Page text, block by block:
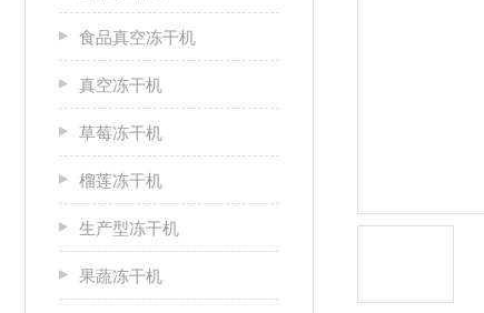
食品真空冻干机
真空冻干机
草莓冻干机
榴莲冻干机
生产型冻干机
果蔬冻干机